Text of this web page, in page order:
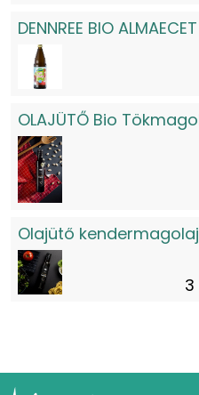
DENNREE BIO
OLAJÜTŐ Bio
Olajütő
3